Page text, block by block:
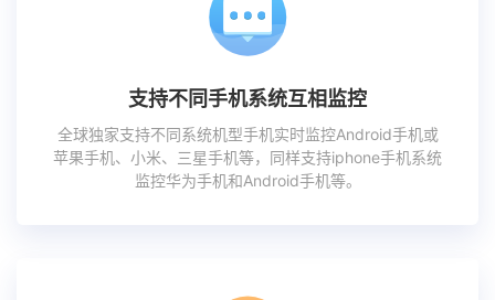
支持不同手机系统互相监控
全球独家支持不同系统机型手机实时监控Android手机或
苹果手机、小米、三星手机等，同样支持iphone手机系统
监控华为手机和Android手机等。